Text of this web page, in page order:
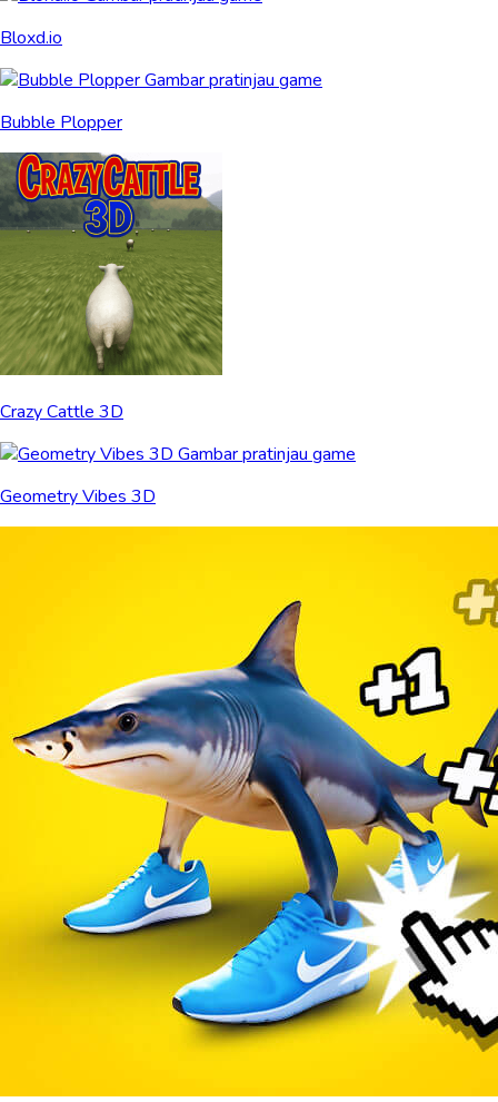
Bloxd.io
Bubble Plopper
Crazy Cattle 3D
Geometry Vibes 3D